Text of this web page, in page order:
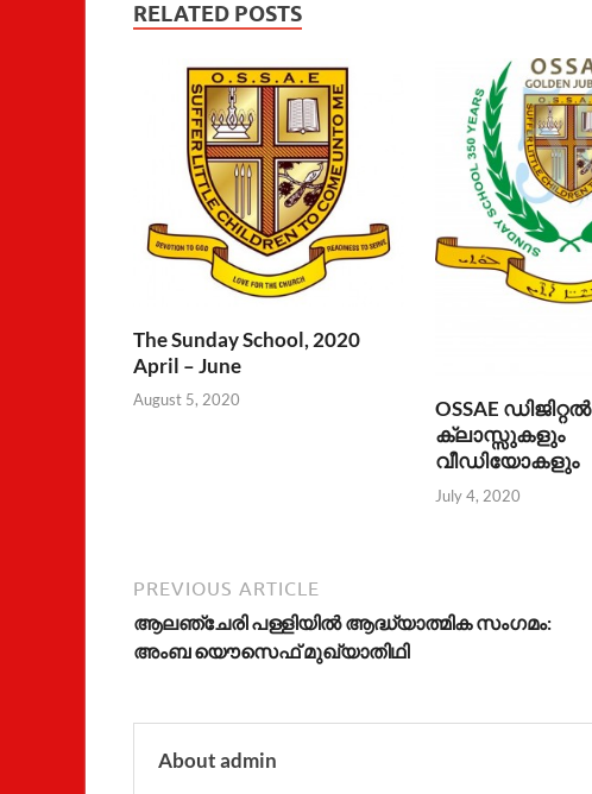
RELATED POSTS
The Sunday School, 2020
April – June
August 5, 2020
OSSAE ഡിജിറ്റൽ
ക്ലാസ്സുകളും
വീഡിയോകളും
July 4, 2020
PREVIOUS ARTICLE
ആലഞ്ചേരി പള്ളിയിൽ ആദ്ധ്യാത്മിക സംഗമം:
അംബ യൌസെഫ് മുഖ്യാതിഥി
About admin